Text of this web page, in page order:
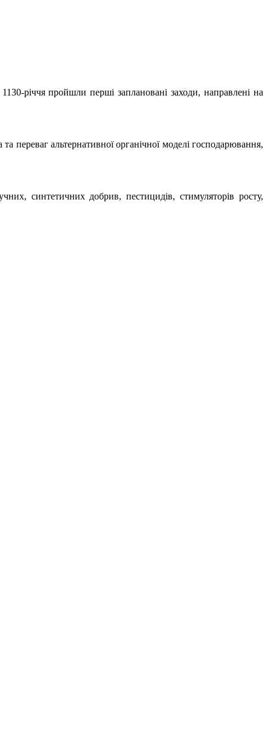
річчя пройшли перші заплановані заходи, направлені на
переваг альтернативної органічної моделі господарювання,
синтетичних добрив, пестицидів, стимуляторів росту,